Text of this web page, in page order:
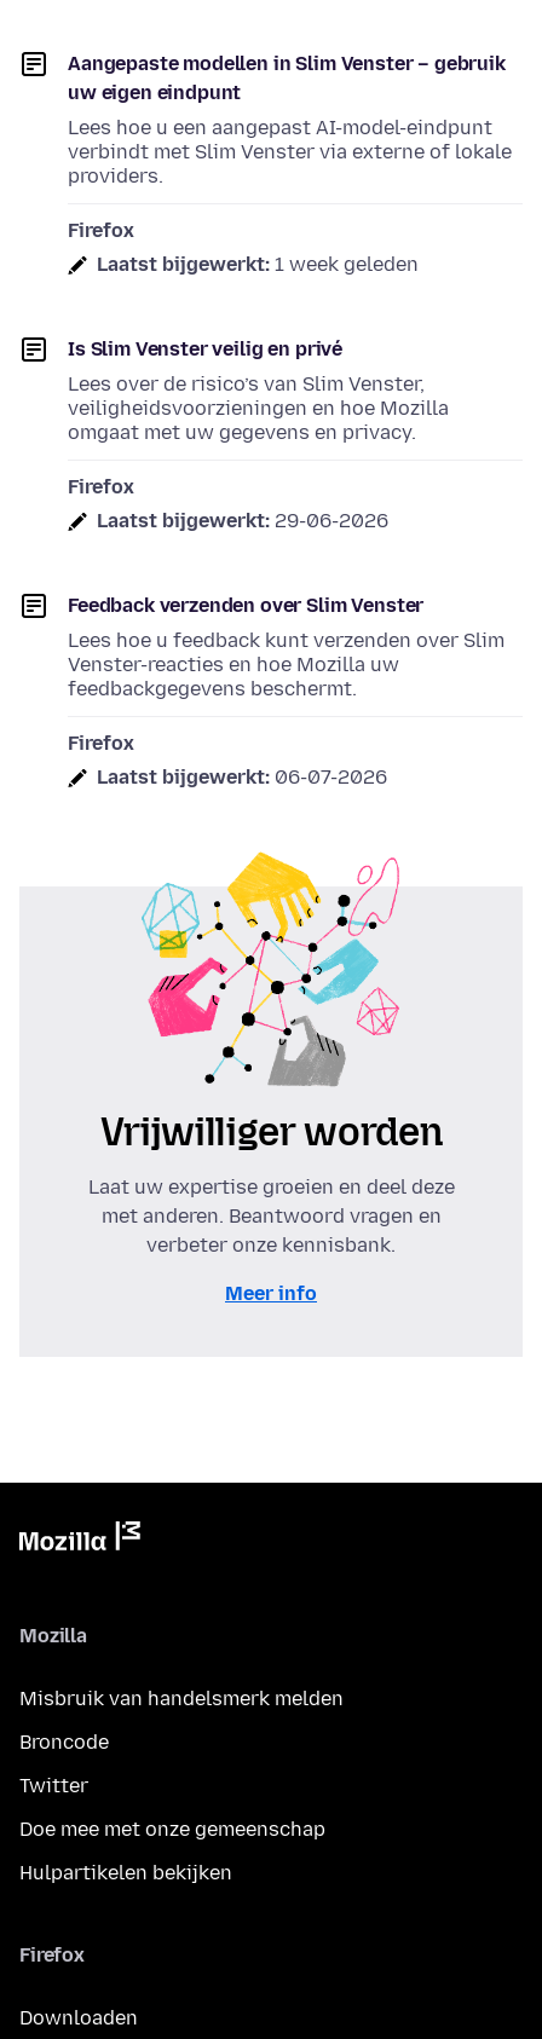
Aangepaste modellen in Slim Venster – gebruik
uw eigen eindpunt
Lees hoe u een aangepast AI-model-eindpunt
verbindt met Slim Venster via externe of lokale
providers.
Firefox
Laatst bijgewerkt: 1 week geleden
Is Slim Venster veilig en privé
Lees over de risico’s van Slim Venster,
veiligheidsvoorzieningen en hoe Mozilla
omgaat met uw gegevens en privacy.
Firefox
Laatst bijgewerkt: 29-06-2026
Feedback verzenden over Slim Venster
Lees hoe u feedback kunt verzenden over Slim
Venster-reacties en hoe Mozilla uw
feedbackgegevens beschermt.
Firefox
Laatst bijgewerkt: 06-07-2026
Vrijwilliger worden
Laat uw expertise groeien en deel deze
met anderen. Beantwoord vragen en
verbeter onze kennisbank.
Meer info
Mozilla
Misbruik van handelsmerk melden
Broncode
Twitter
Doe mee met onze gemeenschap
Hulpartikelen bekijken
Firefox
Downloaden